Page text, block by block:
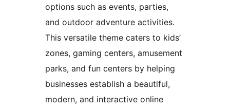
options such as events, parties,
and outdoor adventure activities.
This versatile theme caters to kids’
zones, gaming centers, amusement
parks, and fun centers by helping
businesses establish a beautiful,
modern, and interactive online